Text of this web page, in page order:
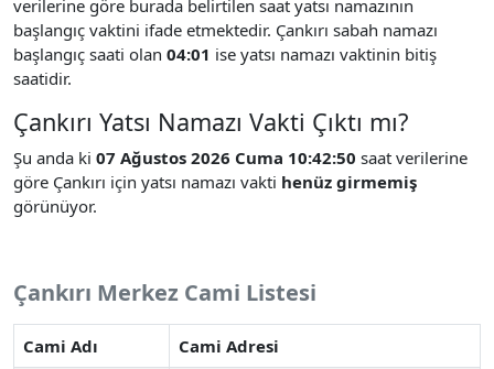
verilerine göre burada belirtilen saat yatsı namazının
başlangıç vaktini ifade etmektedir. Çankırı sabah namazı
başlangıç saati olan 04:01 ise yatsı namazı vaktinin bitiş
saatidir.
Çankırı Yatsı Namazı Vakti Çıktı mı?
Şu anda ki 07 Ağustos 2026 Cuma 10:42:50 saat verilerine
göre Çankırı için yatsı namazı vakti henüz girmemiş
görünüyor.
Çankırı Merkez Cami Listesi
Cami Adı
Cami Adresi